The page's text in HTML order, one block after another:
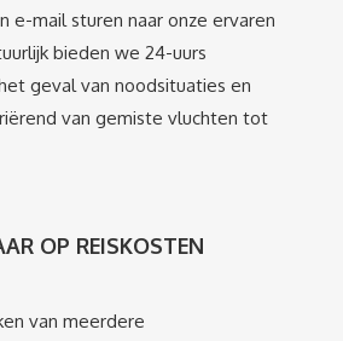
e-mail sturen naar onze ervaren
bieden we 24-uurs
geval van noodsituaties en
van gemiste vluchten tot
OP REISKOSTEN
van meerdere